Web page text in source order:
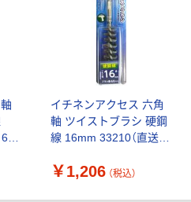
イチネンアクセス 六角
軸 ツイストブラシ 硬鋼
線 16mm 33210（直送
￥1,206 （税込）